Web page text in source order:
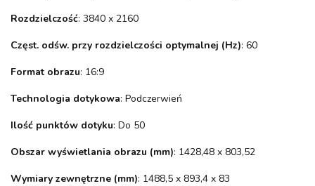
Rozdzielczość: 3840 x 2160
Częst. odśw. przy rozdzielczości optymalnej (Hz): 60
Format obrazu: 16:9
Technologia dotykowa: Podczerwień
Ilość punktów dotyku: Do 50
Obszar wyświetlania obrazu (mm): 1428,48 x 803,52
Wymiary zewnętrzne (mm): 1488,5 x 893,4 x 83